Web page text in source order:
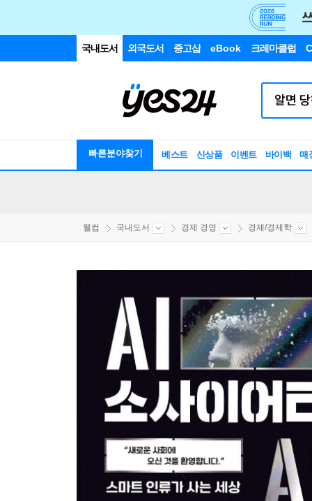
국내도서 외국도서 중고샵 eBook 크레마클럽
빠른분야찾기 베스트 신상품 이벤트 바이백 매
웰컴 국내도서 경제 경영 경제/경제학